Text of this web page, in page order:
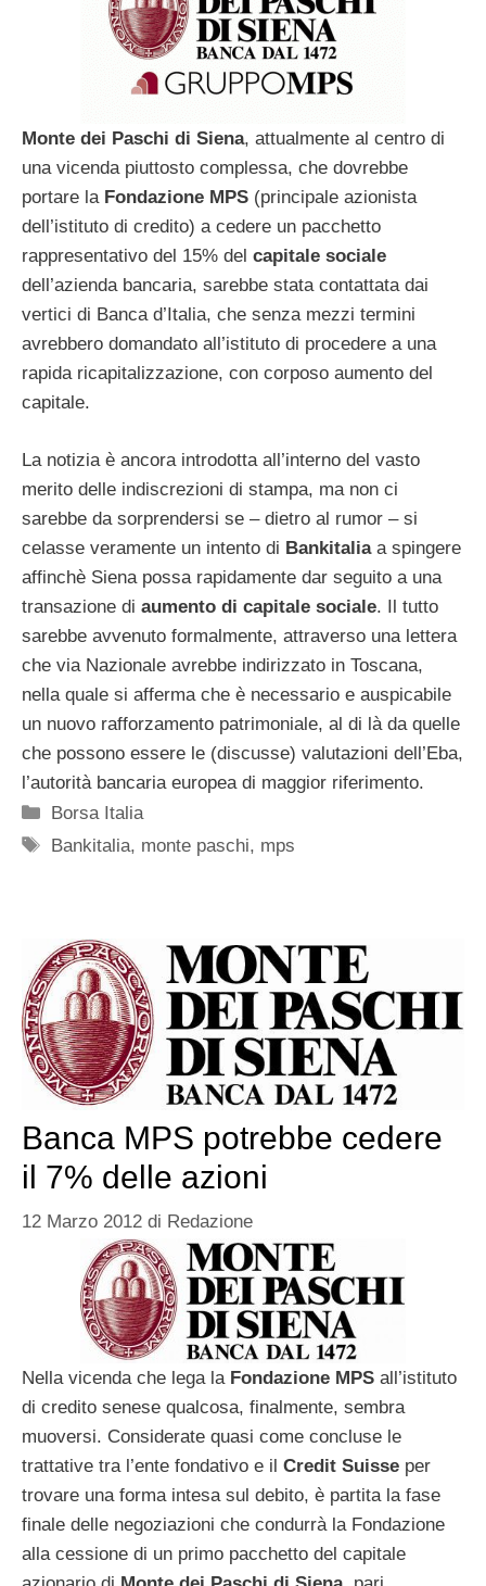
Monte dei Paschi di Siena, attualmente al centro di
una vicenda piuttosto complessa, che dovrebbe
portare la Fondazione MPS (principale azionista
dell’istituto di credito) a cedere un pacchetto
rappresentativo del 15% del capitale sociale
dell’azienda bancaria, sarebbe stata contattata dai
vertici di Banca d’Italia, che senza mezzi termini
avrebbero domandato all’istituto di procedere a una
rapida ricapitalizzazione, con corposo aumento del
capitale.
La notizia è ancora introdotta all’interno del vasto
merito delle indiscrezioni di stampa, ma non ci
sarebbe da sorprendersi se – dietro al rumor – si
celasse veramente un intento di Bankitaliaa spingere
affinchè Siena possa rapidamente dar seguito a una
transazione di aumento di capitale sociale. Il tutto
sarebbe avvenuto formalmente, attraverso una lettera
che via Nazionale avrebbe indirizzato in Toscana,
nella quale si afferma che è necessario e auspicabile
un nuovo rafforzamento patrimoniale, al di là da quelle
che possono essere le (discusse) valutazioni dell’Eba,
l’autorità bancaria europea di maggior riferimento.
Categorie
Borsa Italia
Tag
Bankitalia, monte paschi, mps
Banca MPS potrebbe cedere
il 7% delle azioni
12 Marzo 2012 di Redazione
Nella vicenda che lega la Fondazione MPS all’istituto
di credito senese qualcosa, finalmente, sembra
muoversi. Considerate quasi come concluse le
trattative tra l’ente fondativo e il Credit Suisse per
trovare una forma intesa sul debito, è partita la fase
finale delle negoziazioni che condurrà la Fondazione
alla cessione di un primo pacchetto del capitale